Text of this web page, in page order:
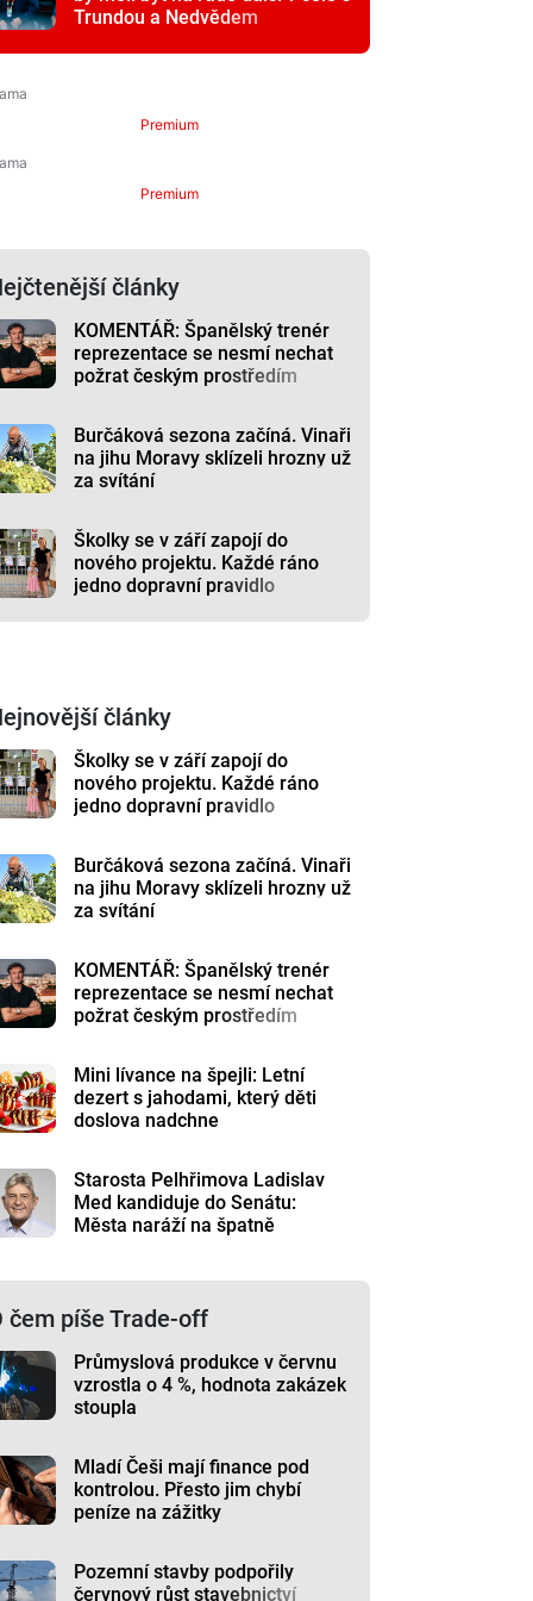
Trundou a Nedvědem
Premium
Premium
články
KOMENTÁŘ: Španělský trenér
reprezentace se nesmí nechat
požrat českým prostředím
Burčáková sezona začíná. Vinaři
na jihu Moravy sklízeli hrozny už
za svítání
Školky se v září zapojí do
nového projektu. Každé ráno
jedno dopravní pravidlo
články
Školky se v září zapojí do
nového projektu. Každé ráno
jedno dopravní pravidlo
Burčáková sezona začíná. Vinaři
na jihu Moravy sklízeli hrozny už
za svítání
KOMENTÁŘ: Španělský trenér
reprezentace se nesmí nechat
požrat českým prostředím
Mini lívance na špejli: Letní
dezert s jahodami, který děti
doslova nadchne
Starosta Pelhřimova Ladislav
Med kandiduje do Senátu:
Města naráží na špatně
čem píše Trade-off
Průmyslová produkce v červnu
vzrostla o 4 %, hodnota zakázek
stoupla
Mladí Češi mají finance pod
kontrolou. Přesto jim chybí
peníze na zážitky
Pozemní stavby podpořily
červnový růst stavebnictví